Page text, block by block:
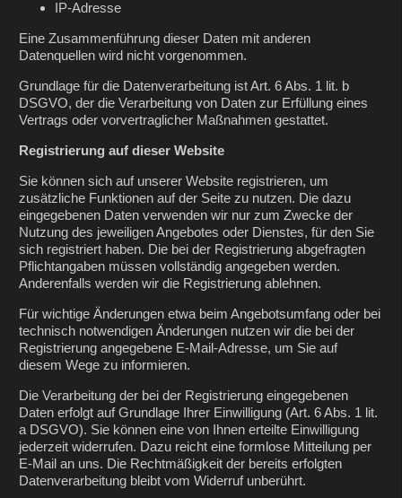
IP-Adresse
Eine Zusammenführung dieser Daten mit anderen
Datenquellen wird nicht vorgenommen.
Grundlage für die Datenverarbeitung ist Art. 6 Abs. 1 lit. b
DSGVO, der die Verarbeitung von Daten zur Erfüllung eines
Vertrags oder vorvertraglicher Maßnahmen gestattet.
Registrierung auf dieser Website
Sie können sich auf unserer Website registrieren, um
zusätzliche Funktionen auf der Seite zu nutzen. Die dazu
eingegebenen Daten verwenden wir nur zum Zwecke der
Nutzung des jeweiligen Angebotes oder Dienstes, für den Sie
sich registriert haben. Die bei der Registrierung abgefragten
Pflichtangaben müssen vollständig angegeben werden.
Anderenfalls werden wir die Registrierung ablehnen.
Für wichtige Änderungen etwa beim Angebotsumfang oder bei
technisch notwendigen Änderungen nutzen wir die bei der
Registrierung angegebene E-Mail-Adresse, um Sie auf
diesem Wege zu informieren.
Die Verarbeitung der bei der Registrierung eingegebenen
Daten erfolgt auf Grundlage Ihrer Einwilligung (Art. 6 Abs. 1 lit.
a DSGVO). Sie können eine von Ihnen erteilte Einwilligung
jederzeit widerrufen. Dazu reicht eine formlose Mitteilung per
E-Mail an uns. Die Rechtmäßigkeit der bereits erfolgten
Datenverarbeitung bleibt vom Widerruf unberührt.